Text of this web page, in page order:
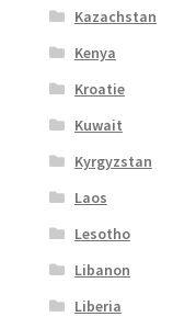
Kazachstan
Kenya
Kroatie
Kuwait
Kyrgyzstan
Laos
Lesotho
Libanon
Liberia